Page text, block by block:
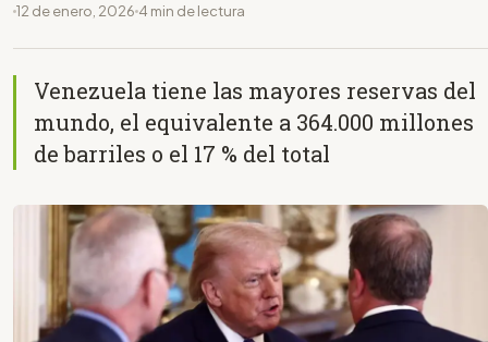
12 de enero, 2026 4 min de lectura
Venezuela tiene las mayores reservas del
mundo, el equivalente a 364.000 millones
de barriles o el 17 % del total